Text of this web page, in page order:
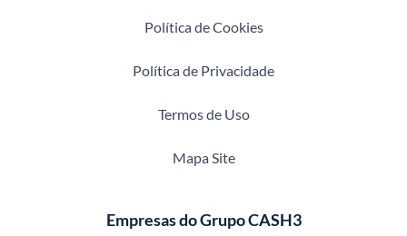
Política de Cookies
Política de Privacidade
Termos de Uso
Mapa Site
Empresas do Grupo CASH3